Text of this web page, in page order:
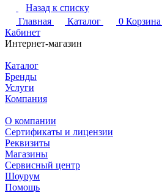
Назад к списку
Главная
Каталог 0 Корзина
Кабинет
Интернет-магазин
Каталог
Бренды
Услуги
Компания
О компании
Сертификаты и лицензии
Реквизиты
Магазины
Сервисный центр
Шоурум
Помощь